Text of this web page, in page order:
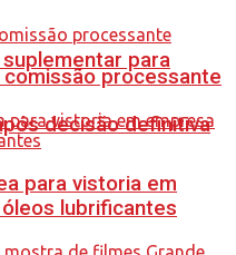
para
decisão definitiva
processante
para vistoria em
lubrificantes